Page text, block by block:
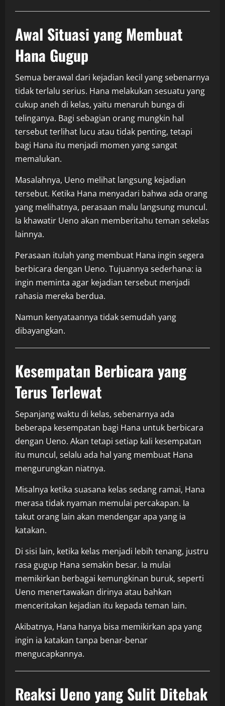
Awal Situasi yang Membuat
Hana Gugup
Semua berawal dari kejadian kecil yang sebenarnya
tidak terlalu serius. Hana melakukan sesuatu yang
cukup aneh di kelas, yaitu menaruh bunga di
telinganya. Bagi sebagian orang mungkin hal
tersebut terlihat lucu atau tidak penting, tetapi
bagi Hana itu menjadi momen yang sangat
memalukan.
Masalahnya, Ueno melihat langsung kejadian
tersebut. Ketika Hana menyadari bahwa ada orang
yang melihatnya, perasaan malu langsung muncul.
Ia khawatir Ueno akan memberitahu teman sekelas
lainnya.
Perasaan itulah yang membuat Hana ingin segera
berbicara dengan Ueno. Tujuannya sederhana: ia
ingin meminta agar kejadian tersebut menjadi
rahasia mereka berdua.
Namun kenyataannya tidak semudah yang
dibayangkan.
Kesempatan Berbicara yang
Terus Terlewat
Sepanjang waktu di kelas, sebenarnya ada
beberapa kesempatan bagi Hana untuk berbicara
dengan Ueno. Akan tetapi setiap kali kesempatan
itu muncul, selalu ada hal yang membuat Hana
mengurungkan niatnya.
Misalnya ketika suasana kelas sedang ramai, Hana
merasa tidak nyaman memulai percakapan. Ia
takut orang lain akan mendengar apa yang ia
katakan.
Di sisi lain, ketika kelas menjadi lebih tenang, justru
rasa gugup Hana semakin besar. Ia mulai
memikirkan berbagai kemungkinan buruk, seperti
Ueno menertawakan dirinya atau bahkan
menceritakan kejadian itu kepada teman lain.
Akibatnya, Hana hanya bisa memikirkan apa yang
ingin ia katakan tanpa benar-benar
mengucapkannya.
Reaksi Ueno yang Sulit Ditebak